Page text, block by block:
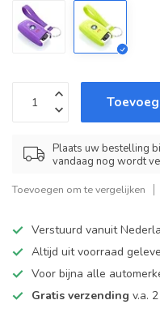
Plaats uw bestelling
vandaag nog wordt
Toevoegen om te vergelijken
Verstuurd vanuit
Altijd uit voorraad
Voor bijna alle
Gratis verzending v.a.